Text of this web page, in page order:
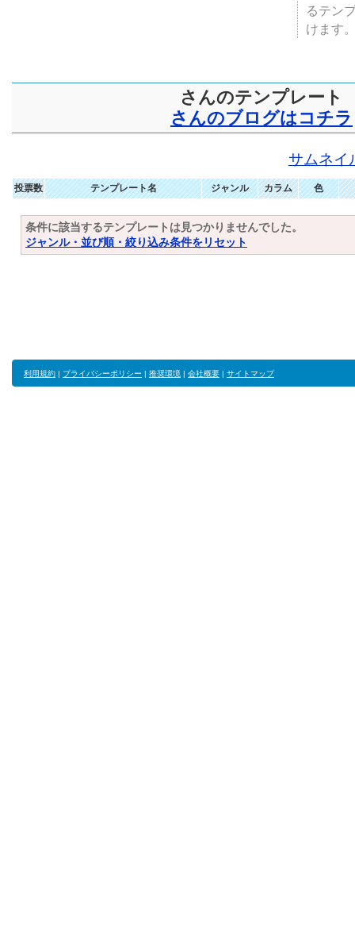
るテン
けます
さんのテンプレート
さんのブログはコチラ
サムネイ
投票数 テンプレート名 ジャンル カラム 色
条件に該当するテンプレートは見つかりませんでした。
ジャンル・並び順・絞り込み条件をリセット
利用規約 | プライバシーポリシー | 推奨環境 | 会社概要 | サイトマップ